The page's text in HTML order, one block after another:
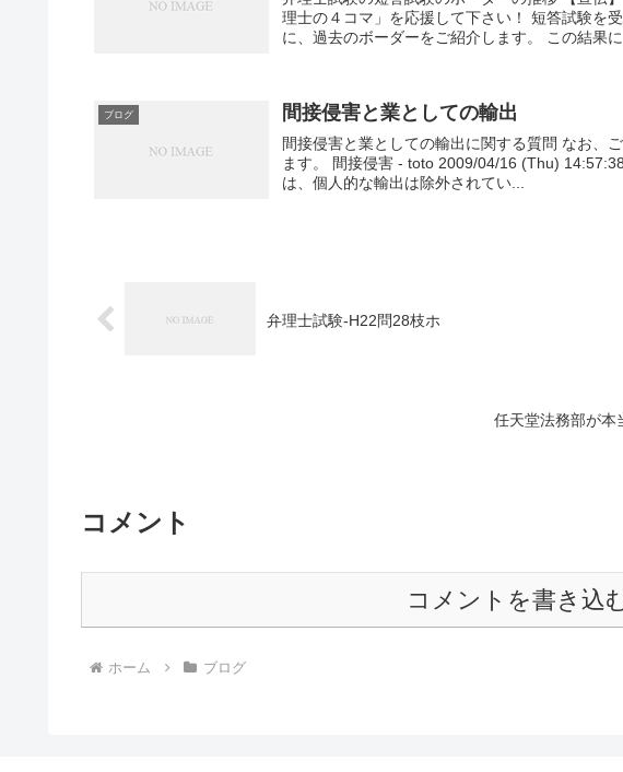
理士の４コマ」を応援して下さい！ 短答試験を
に、過去のボーダーをご紹介します。 この結果
ブログ 間接侵害と業としての輸出
間接侵害と業としての輸出に関する質問 なお、
ます。 間接侵害 - toto 2009/04/16 (Thu)
は、個人的な輸出は除外されてい...
弁理士試験-H22問28枝ホ
任天堂法務部が本
コメント
コメントを書き込
ホーム ブログ